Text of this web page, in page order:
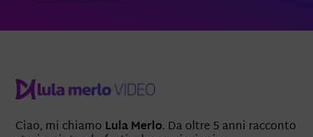
Ciao, mi chiamo Lula Merlo. Da oltre 5 anni racconto